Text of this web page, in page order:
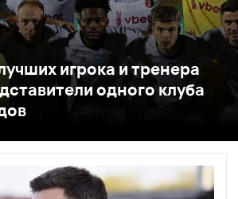
игрока и тренера
одного клуба